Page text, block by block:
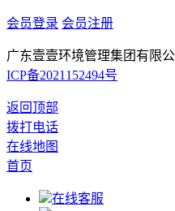
会员登录 会员注册
广东壹壹环境管理集团有
ICP备2021152494号
返回顶部
拨打电话
在线地图
首页
在线客服